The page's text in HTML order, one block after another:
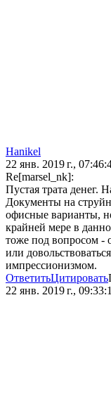
Hanikel
22 янв. 2019 г.,
Re[marsel_nk]:
Пустая трата денег.
Документы на
офисные варианты,
крайней мере в
тоже под вопросом -
или
импрессионизмом.
ОтветитьЦитировать
22 янв. 2019 г.,